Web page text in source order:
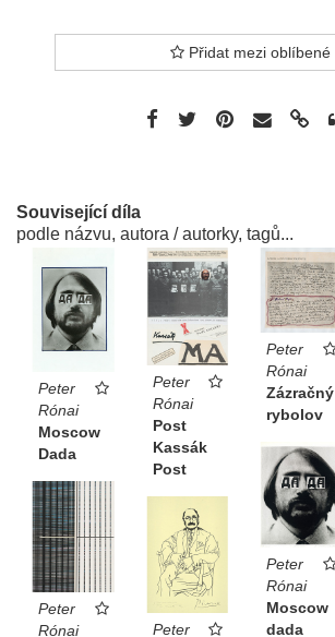
Přidat mezi oblíbené
Související díla
podle názvu, autora / autorky, tagů...
Peter
Rónai
Moscow
Dada
Peter
Rónai
Post
Kassák
Post
Peter
Rónai
Zázračný
rybolov
Peter
Rónai
Moscow
dada
Peter
Rónai
Peter